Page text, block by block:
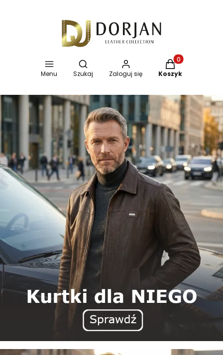
Menu
Otwórz wyszukiwarkę
Szukaj Zaloguj się
Produkty w
Koszyk